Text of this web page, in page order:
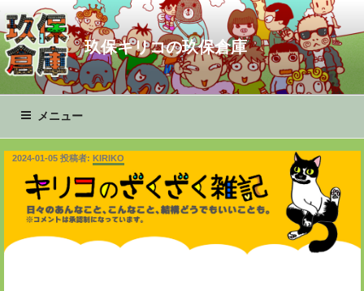
ン
テ
ン
玖保キリコの玖保倉庫
メニュー
2024-01-05投稿者: KIRIKO